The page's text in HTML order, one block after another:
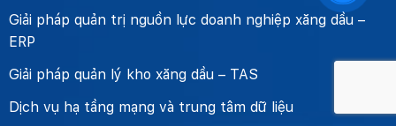
Giải pháp quản trị nguồn lực doanh nghiệp xăng dầu –
ERP
Giải pháp quản lý kho xăng dầu – TAS
Dịch vụ hạ tầng mạng và trung tâm dữ liệu